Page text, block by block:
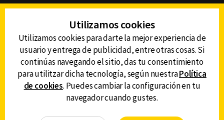
AVISO DE PRIVACIDAD
AVISO LEGAL
DEFENSORÍA DE LAS AUDIENCIAS
DESCARGA LA APP DE CANAL 6
Utilizamos cookies
Utilizamos cookies para darte la mejor experiencia de
usuario y entrega de publicidad, entre otras cosas. Si
continúas navegando el sitio, das tu consentimiento
para utilitzar dicha tecnología, según nuestraPolítica
de cookies. Puedes cambiar la configuración en tu
navegador cuando gustes.